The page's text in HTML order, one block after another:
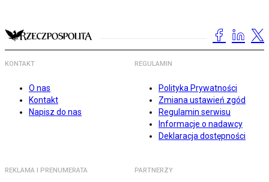
KONTAKT
O nas
Kontakt
Napisz do nas
REGULAMIN
Polityka Prywatności
Zmiana ustawień zgód
Regulamin serwisu
Informacje o nadawcy
Deklaracja dostępności
REKLAMA I PRENUMERATA PARTNERZY